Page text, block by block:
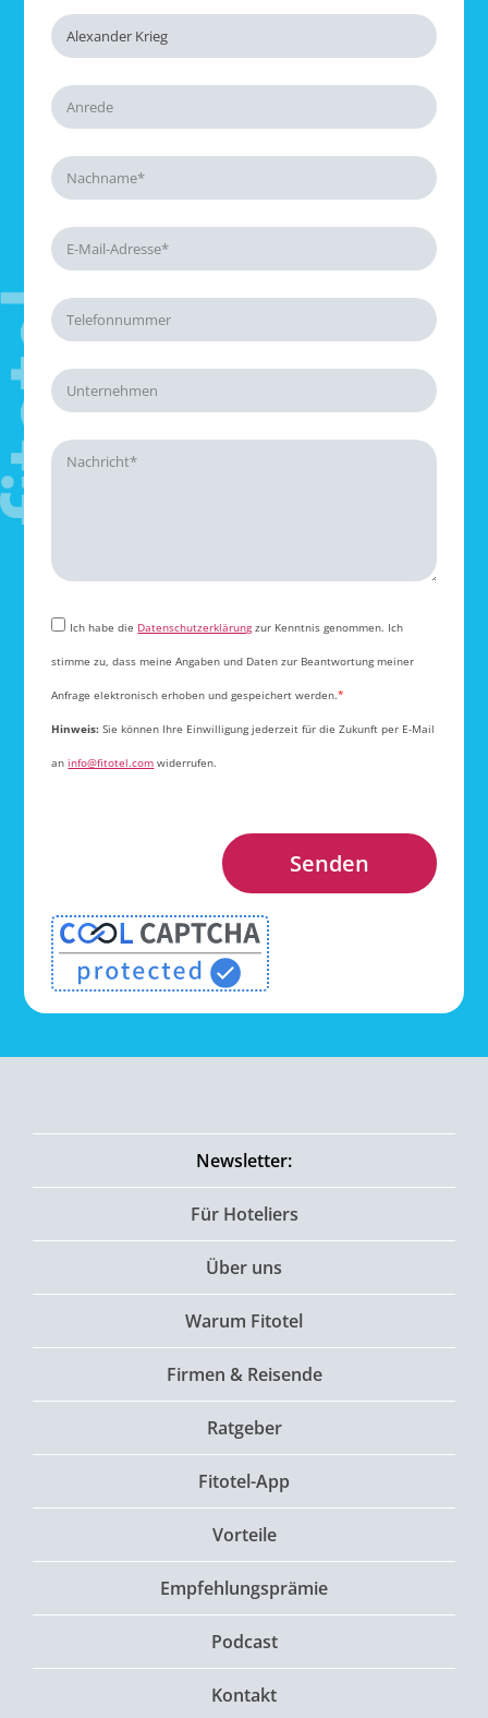
Ich habe die Datenschutzerklärungzur Kenntnis genommen. Ich
stimme zu, dass meine Angaben und Daten zur Beantwortung meiner
Anfrage elektronisch erhoben und gespeichert werden.*
Hinweis: Sie können Ihre Einwilligung jederzeit für die Zukunft per E-Mail
aninfo@fitotel.com widerrufen.
Senden
Newsletter:
Für Hoteliers
Über uns
Warum Fitotel
Firmen & Reisende
Ratgeber
Fitotel-App
Vorteile
Empfehlungsprämie
Podcast
Kontakt